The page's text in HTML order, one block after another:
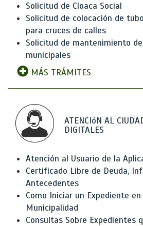
Solicitud de Cloaca Social
Solicitud de colocación de
para cruces de calles
Solicitud de mantenimiento
municipales
MÁS TRÁMITES
ATENCIóN AL
DIGITALES
Atención al Usuario de la
Certificado Libre de Deuda,
Antecedentes
Como Iniciar un Expediente en
Municipalidad
Consultas Sobre Expedientes